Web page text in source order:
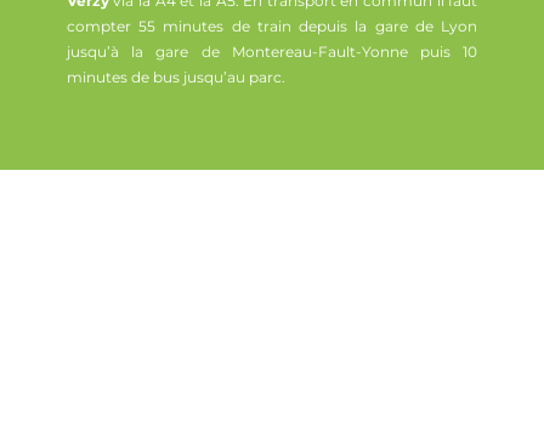
compter 55 minutes de train depuis la gare de Lyon
jusqu’à la gare de Montereau-Fault-Yonne puis 10
minutes de bus jusqu’au parc.